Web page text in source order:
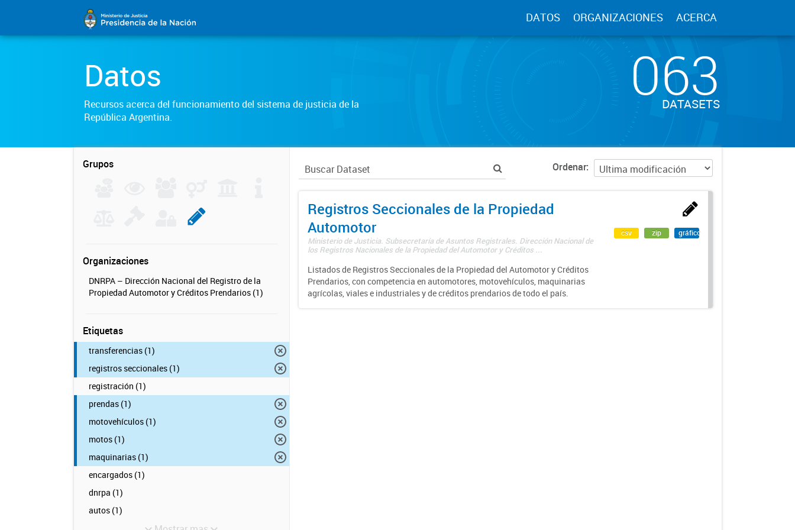
DATOS ORGANIZACIONES ACERCA
Datos
Recursos acerca del funcionamiento del sistema de justicia de la
República Argentina.
063
DATASETS
Grupos
Organizaciones
DNRPA – Dirección Nacional del Registro de la
Propiedad Automotor y Créditos Prendarios (1)
Etiquetas
transferencias (1)
registros seccionales (1)
registración (1)
prendas (1)
motovehículos (1)
motos (1)
maquinarias (1)
encargados (1)
dnrpa (1)
autos (1)
Ordenar
Registros Seccionales de la Propiedad
Automotor
Ministerio de Justicia. Subsecretaría de Asuntos Registrales. Dirección Nacional de
los Registros Nacionales de la Propiedad del Automotor y Créditos ...
Listados de Registros Seccionales de la Propiedad del Automotor y Créditos
Prendarios, con competencia en automotores, motovehículos, maquinarias
agrícolas, viales e industriales y de créditos prendarios de todo el país.
csv zip gráfico